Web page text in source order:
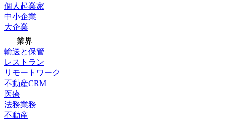
個人起業家
中小企業
大企業
業界
輸送と保管
レストラン
リモートワーク
不動産CRM
医療
法務業務
不動産